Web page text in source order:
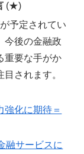
(★)
予定されてい
今後の金融政
重要な手がか
されます。
強化に期待＝
融サービスに